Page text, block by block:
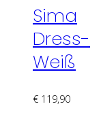
auf.
Die
Optionen
können
der
Sima
Dress-
Weiß
€ 119,90